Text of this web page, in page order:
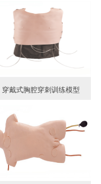
穿戴式胸腔穿刺训练模型